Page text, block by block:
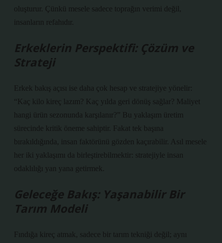
oluşturur. Çünkü mesele sadece toprağın verimi değil,
insanların refahıdır.
Erkeklerin Perspektifi: Çözüm ve
Strateji
Erkek bakış açısı ise daha çok hesap ve stratejiye yönelir:
“Kaç kilo kireç lazım? Kaç yılda geri dönüş sağlar? Maliyet
hangi ürün sezonunda karşılanır?” Bu yaklaşım üretim
sürecinde kritik öneme sahiptir. Fakat tek başına
bırakıldığında, insan faktörünü gözden kaçırabilir. Asıl mesele
her iki yaklaşımı da birleştirebilmektir: stratejiyle insan
odaklılığı yan yana getirmek.
Geleceğe Bakış: Yaşanabilir Bir
Tarım Modeli
Fındığa kireç atmak, sadece bir tarım tekniği değil; aynı